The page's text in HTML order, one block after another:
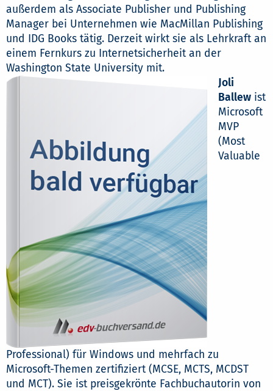
außerdem als Associate Publisher und Publishing
Manager bei Unternehmen wie MacMillan Publishing
und IDG Books tätig. Derzeit wirkt sie als Lehrkraft an
einem Fernkurs zu Internetsicherheit an der
Washington State University mit.
Joli
Ballewist
Microsoft
MVP
(Most
Valuable
Professional) für Windows und mehrfach zu
Microsoft-Themen zertifiziert (MCSE, MCTS, MCDST
und MCT). Sie ist preisgekrönte Fachbuchautorin von